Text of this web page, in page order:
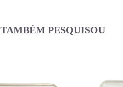
TAMBÉM PESQUISOU